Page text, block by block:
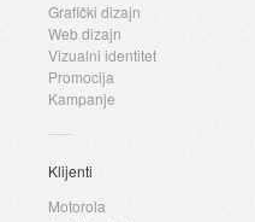
Grafički dizajn
Web dizajn
Vizualni identitet
Promocija
Kampanje
Klijenti
Motorola